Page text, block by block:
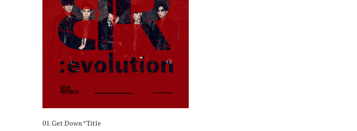
01. Get Down *Title